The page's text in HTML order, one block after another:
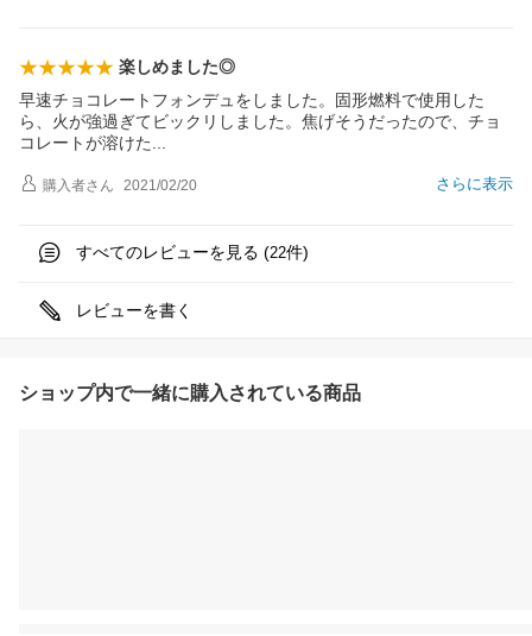
楽しめました◎
早速チョコレートフォンデュをしました。固形燃料で使用した
ら、火が強過ぎてビックリしました。焦げそうだったので、チョ
コレートが溶けた
さらに表示
購入者さん 2021/02/20
すべてのレビューを見る (22件)
レビューを書く
ショップ内で一緒に購入されている商品